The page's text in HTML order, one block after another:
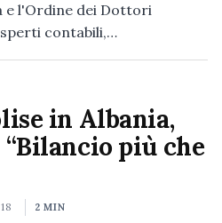
l'Ordine dei Dottori
contabili,…
in Albania,
più che
2 MIN